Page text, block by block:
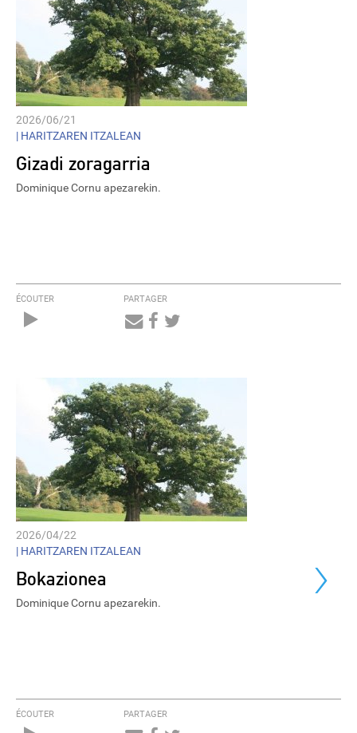
›
2026/06/21
| HARITZAREN ITZALEAN
Gizadi zoragarria
Dominique Cornu apezarekin.
ÉCOUTER PARTAGER
2026/04/22
| HARITZAREN ITZALEAN
Bokazionea
Dominique Cornu apezarekin.
ÉCOUTER PARTAGER